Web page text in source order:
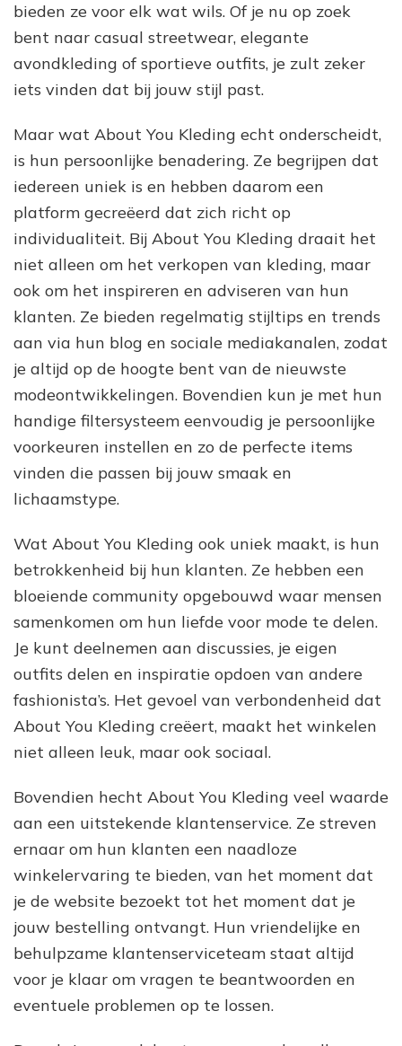
bieden ze voor elk wat wils. Of je nu op zoek
bent naar casual streetwear, elegante
avondkleding of sportieve outfits, je zult zeker
iets vinden dat bij jouw stijl past.
Maar wat About You Kleding echt onderscheidt,
is hun persoonlijke benadering. Ze begrijpen dat
iedereen uniek is en hebben daarom een
platform gecreëerd dat zich richt op
individualiteit. Bij About You Kleding draait het
niet alleen om het verkopen van kleding, maar
ook om het inspireren en adviseren van hun
klanten. Ze bieden regelmatig stijltips en trends
aan via hun blog en sociale mediakanalen, zodat
je altijd op de hoogte bent van de nieuwste
modeontwikkelingen. Bovendien kun je met hun
handige filtersysteem eenvoudig je persoonlijke
voorkeuren instellen en zo de perfecte items
vinden die passen bij jouw smaak en
lichaamstype.
Wat About You Kleding ook uniek maakt, is hun
betrokkenheid bij hun klanten. Ze hebben een
bloeiende community opgebouwd waar mensen
samenkomen om hun liefde voor mode te delen.
Je kunt deelnemen aan discussies, je eigen
outfits delen en inspiratie opdoen van andere
fashionista’s. Het gevoel van verbondenheid dat
About You Kleding creëert, maakt het winkelen
niet alleen leuk, maar ook sociaal.
Bovendien hecht About You Kleding veel waarde
aan een uitstekende klantenservice. Ze streven
ernaar om hun klanten een naadloze
winkelervaring te bieden, van het moment dat
je de website bezoekt tot het moment dat je
jouw bestelling ontvangt. Hun vriendelijke en
behulpzame klantenserviceteam staat altijd
voor je klaar om vragen te beantwoorden en
eventuele problemen op te lossen.